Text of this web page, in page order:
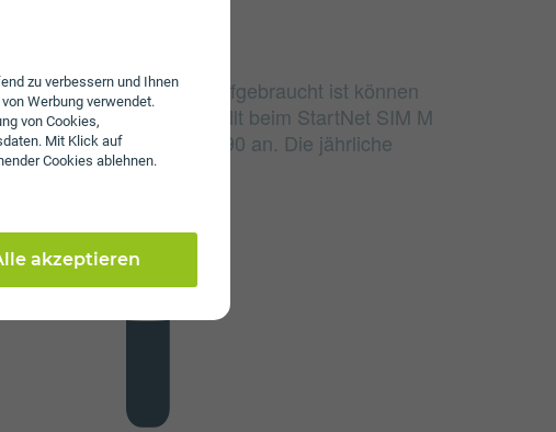
zu verbessern und Ihnen
Werbung verwendet.
von Cookies,
Mit Klick auf
Cookies ablehnen.
akzeptieren
Datenvolumen aufgebraucht ist können
Zusätzlich fällt beim StartNet SIM M
in Höhe von € 69,90 an. Die jährliche
beträgt € 27.